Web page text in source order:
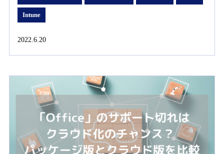
Intune
2022.6.20